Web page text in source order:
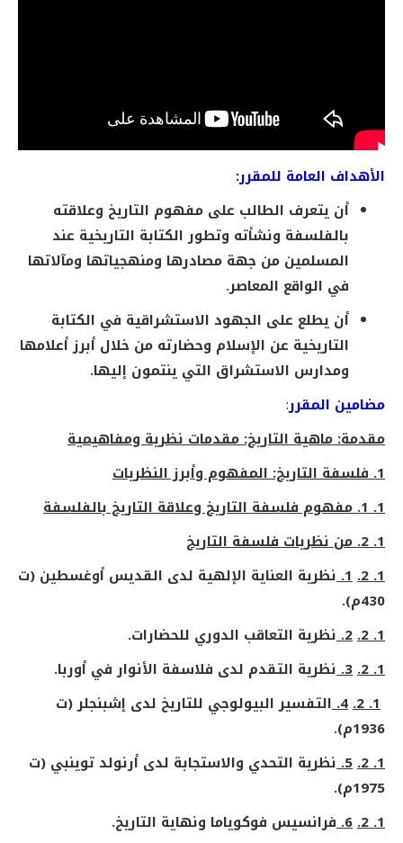
الأهداف العامة للمقرر:
أن يتعرف الطالب على مفهوم التاريخ وعلاقته
بالفلسفة ونشأته وتطور الكتابة التاريخية عند
المسلمين من جهة مصادرها ومنهجياتها ومآلاتها
في الواقع المعاصر.
أن يطلع على الجهود الاستشراقية في الكتابة
التاريخية عن الإسلام وحضارته من خلال أبرز أعلامها
ومدارس الاستشراق التي ينتمون إليها.
مضامين المقرر:
مقدمة:ماهية التاريخ: مقدمات نظرية ومفاهيمية
1. فلسفة التاريخ: المفهوم وأبرز النظريات
1. 1.
مفهوم فلسفة التاريخ وعلاقة التاريخ بالفلسفة
1. 2.
من نظريات فلسفة التاريخ
1. 2.
1. نظرية العناية الإلهية لدى القديس أوغسطين (ت
430م).
1. 2.
2. نظرية التعاقب الدوري للحضارات.
1. 2.
3. نظرية التقدم لدى فلاسفة الأنوار في أوربا.
1. 2.
4. التفسير البيولوجي للتاريخ لدى إشبنجلر (ت
1936م).
1. 2.
5. نظرية التحدي والاستجابة لدى أرنولد توينبي (ت
1975م).
1. 2.
6. فرانسيس فوكوياما ونهاية التاريخ.